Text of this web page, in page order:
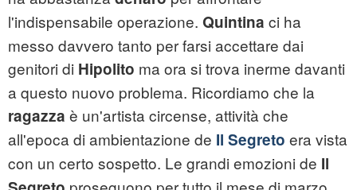
l'indispensabile operazione. Quintina ci ha
messo davvero tanto per farsi accettare dai
genitori di Hipolito ma ora si trova inerme davanti
a questo nuovo problema. Ricordiamo che la
ragazza è un'artista circense, attività che
all'epoca di ambientazione de Il Segreto era vista
con un certo sospetto. Le grandi emozioni de Il